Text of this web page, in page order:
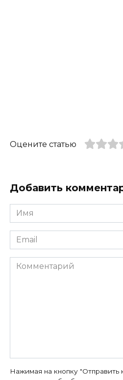
Оцените статью
Добавить
Имя
*
Email
*
Комментарий
Нажимая на кнопку "Отправить